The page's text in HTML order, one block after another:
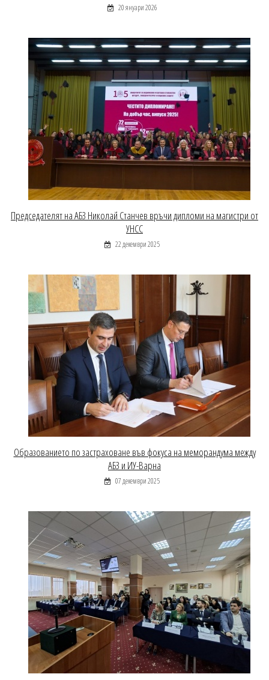
20 януари 2026
Председателят на АБЗ Николай Станчев връчи дипломи на магистри от
УНСС
22 декември 2025
Образованието по застраховане във фокуса на меморандума между
АБЗ и ИУ-Варна
07 декември 2025